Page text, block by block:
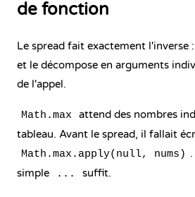
de fonction
Le spread fait exactement l'inverse
et le décompose en arguments
de l'appel.
Math.max
attend des nombres
tableau. Avant le spread, il fallait
Math.max.apply(null, nums)
simple
... suffit.